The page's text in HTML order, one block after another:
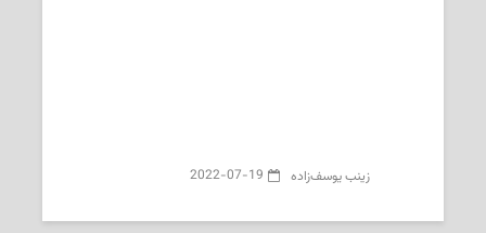
‌ زینب یوسف‌زاده 2022-07-19